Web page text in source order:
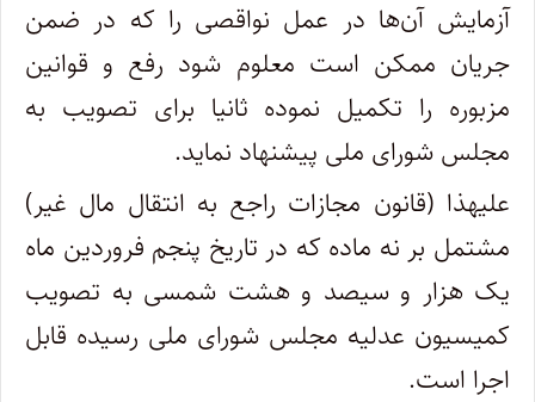
آزمایش آن‌ها در عمل نواقصی را که در ضمن
جریان ممکن است معلوم شود رفع و قوانین
مزبوره را تکمیل نموده ثانیا برای تصویب به
مجلس شورای ملی پیشنهاد نماید.
علیهذا (قانون مجازات راجع به انتقال مال غیر)
مشتمل بر نه ماده که در تاریخ پنجم فروردین ماه
یک هزار و سیصد و هشت شمسی به تصویب
کمیسیون عدلیه مجلس شورای ملی رسیده قابل
اجرا است.